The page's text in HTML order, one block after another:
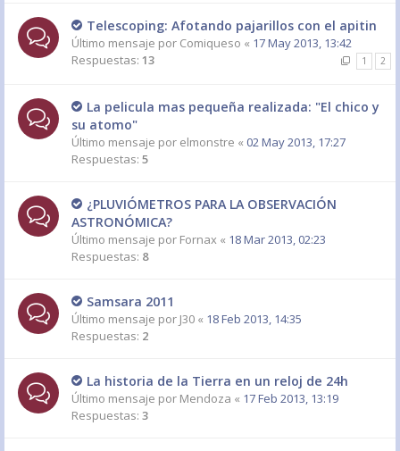
Telescoping: Afotando pajarillos con el apitin
Último mensaje por Comiqueso « 17 May 2013, 13:42
Respuestas: 13 1 2
La pelicula mas pequeña realizada: "El chico y
su atomo"
Último mensaje por elmonstre « 02 May 2013, 17:27
Respuestas: 5
¿PLUVIÓMETROS PARA LA OBSERVACIÓN
ASTRONÓMICA?
Último mensaje por Fornax « 18 Mar 2013, 02:23
Respuestas: 8
Samsara 2011
Último mensaje por J30 « 18 Feb 2013, 14:35
Respuestas: 2
La historia de la Tierra en un reloj de 24h
Último mensaje por Mendoza « 17 Feb 2013, 13:19
Respuestas: 3